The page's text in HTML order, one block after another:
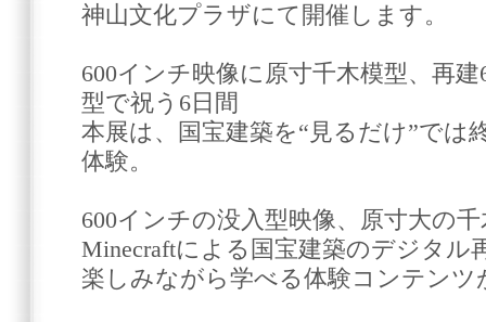
神山文化プラザにて開催します。
600インチ映像に原寸千木模型、再
型で祝う6日間
本展は、国宝建築を“見るだけ”では
体験。
600インチの没入型映像、原寸大の
Minecraftによる国宝建築のデジタル
楽しみながら学べる体験コンテンツ